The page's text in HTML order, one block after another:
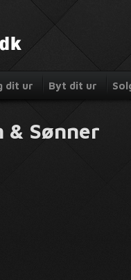
dit ur Byt dit ur
& Sønner